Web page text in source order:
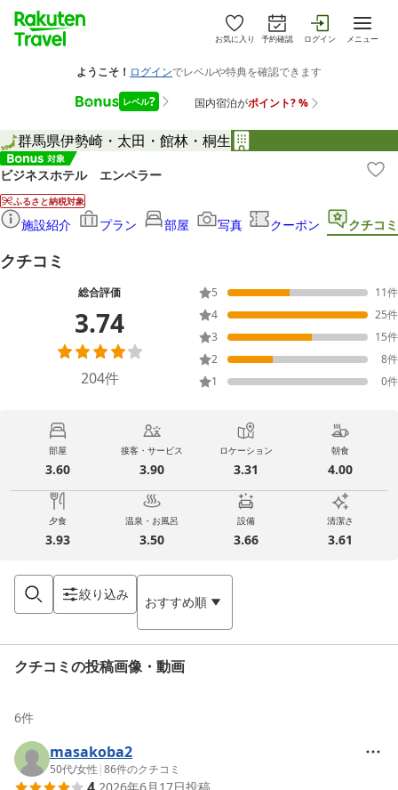
お気に入り 予約確認 ログイン メニュー
群馬県伊勢崎・太田・館林・桐生
ビジネスホテル エンペラー
ふるさと納税対象
施設紹介 プラン 部屋 写真 クーポン クチコミ
クチコミ
総合評価
3.74
204件
5 11件
4
25件
3
15件
2
8件
1
0件
部屋
3.60
接客・サービス
3.90
ロケーション
3.31
朝食
4.00
夕食
3.93
温泉・お風呂
3.50
設備
3.66
清潔さ
3.61
絞り込み おすすめ順
クチコミの投稿画像・動画
6件
masakoba2
50代/女性 |86件のクチコミ